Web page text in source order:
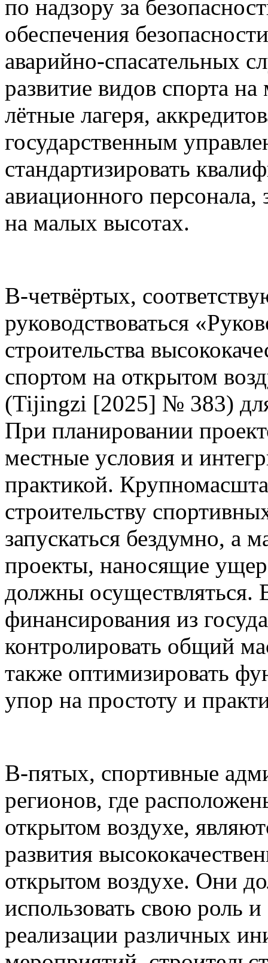
по надзору за
обеспечения
аварийно-спасательных
развитие видов спорта
лётные лагеря,
государственным
стандартизировать
авиационного
на малых высотах.
В-четвёртых,
руководствоваться
строительства
спортом на открытом
(Tijingzi [2025] № 383) для
При планировании
местные условия и
практикой.
строительству
запускаться бездумно, а
проекты, наносящие
должны
финансирования из
контролировать общий
также оптимизировать
упор на простоту и
В-пятых, спортивные
регионов, где
открытом воздухе,
развития
открытом воздухе. Они
использовать свою роль и
реализации различных